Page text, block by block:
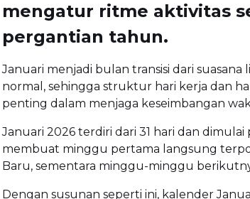
mengatur ritme aktivitas
pergantian tahun.
Januari menjadi bulan transisi dari
normal, sehingga struktur hari kerja dan
penting dalam menjaga keseimbangan
Januari 2026 terdiri dari 31 hari dan dimulai
membuat minggu pertama langsung
Baru, sementara minggu-minggu
Dengan susunan seperti ini, kalender